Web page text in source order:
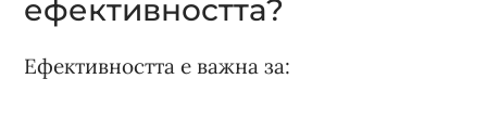
ефективността?
Ефективността е важна за: